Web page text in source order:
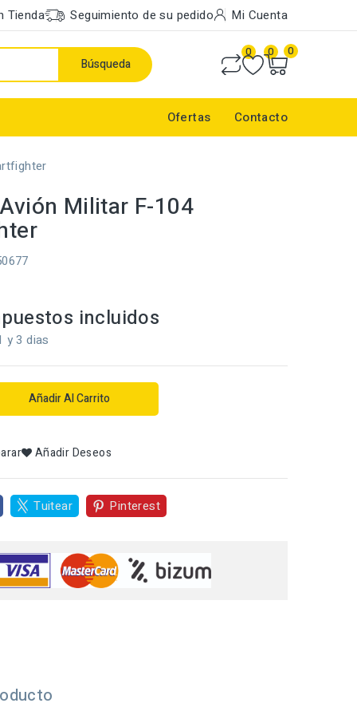
Tienda Seguimiento de su pedido Mi Cuenta
Búsqueda
0 0 0
Ofertas Contacto
Militar F-104
incluidos
y 3 dias
Añadir Al Carrito
Añadir Deseos
Tuitear Pinterest